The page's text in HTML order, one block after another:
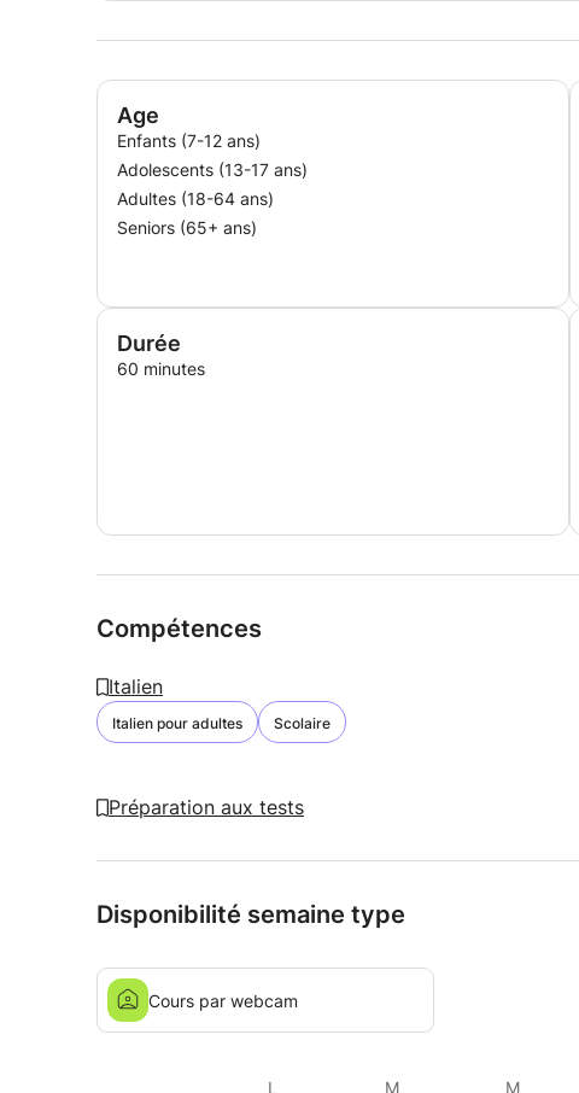
J’utilise des méthodes interactives et des supports
N’hésitez pas à me contacter pour définir
votre rythme d’apprentissage.
Age
Enfants (7-12 ans)
Adolescents (13-17 ans)
Adultes (18-64 ans)
Seniors (65+ ans)
Durée
60 minutes
Compétences
Italien
Italien pour adultes Scolaire
Préparation aux tests
Disponibilité semaine type
Cours par webcam
L M M